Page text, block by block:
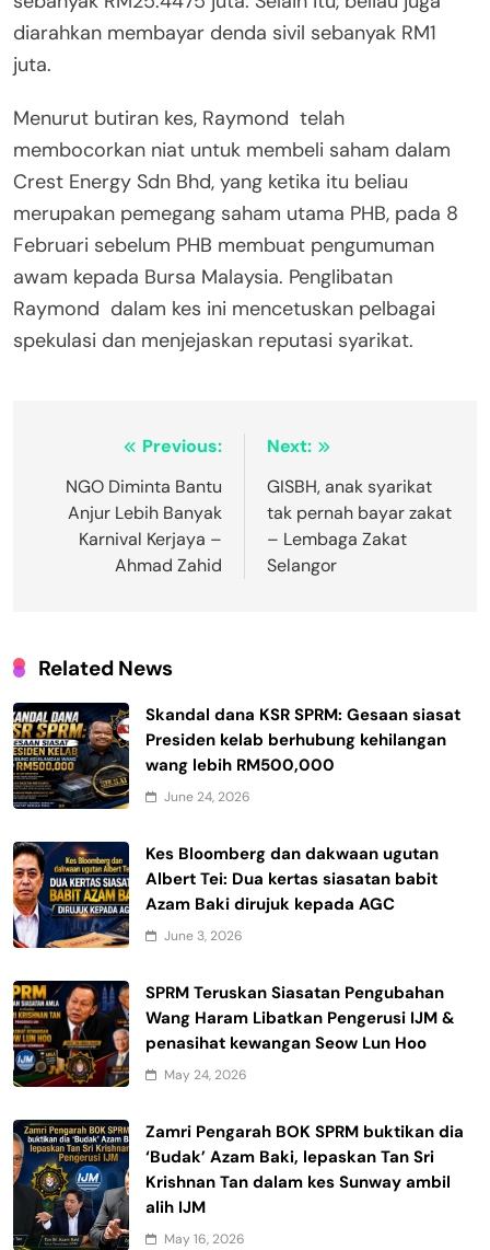
diarahkan membayar denda sivil sebanyak RM1
juta.
Menurut butiran kes, Raymond telah
membocorkan niat untuk membeli saham dalam
Crest Energy Sdn Bhd, yang ketika itu beliau
merupakan pemegang saham utama PHB, pada 8
Februari sebelum PHB membuat pengumuman
awam kepada Bursa Malaysia. Penglibatan
Raymond dalam kes ini mencetuskan pelbagai
spekulasi dan menjejaskan reputasi syarikat.
navigation
Previous:
NGO Diminta Bantu
Anjur Lebih Banyak
Karnival Kerjaya –
Ahmad Zahid
Next:
GISBH, anak syarikat
tak pernah bayar zakat
– Lembaga Zakat
Selangor
Related News
Skandal dana KSR SPRM: Gesaan siasat
Presiden kelab berhubung kehilangan
wang lebih RM500,000
June 24, 2026
Kes Bloomberg dan dakwaan ugutan
Albert Tei: Dua kertas siasatan babit
Azam Baki dirujuk kepada AGC
June 3, 2026
SPRM Teruskan Siasatan Pengubahan
Wang Haram Libatkan Pengerusi IJM &
penasihat kewangan Seow Lun Hoo
May 24, 2026
Zamri Pengarah BOK SPRM buktikan dia
‘Budak’ Azam Baki, lepaskan Tan Sri
Krishnan Tan dalam kes Sunway ambil
alih IJM
May 16, 2026